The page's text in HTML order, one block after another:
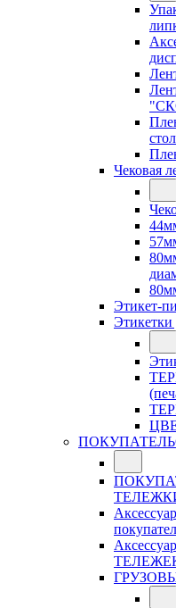
Чековая
Этикет-
Этикетки